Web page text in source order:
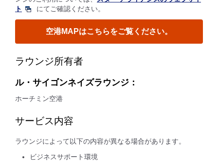
ト
にてご確認ください。
空港MAPはこちらをご覧ください。
ラウンジ所有者
ル・サイゴンネイズラウンジ：
ホーチミン空港
サービス内容
ラウンジによって以下の内容が異なる場合があります。
ビジネスサポート環境